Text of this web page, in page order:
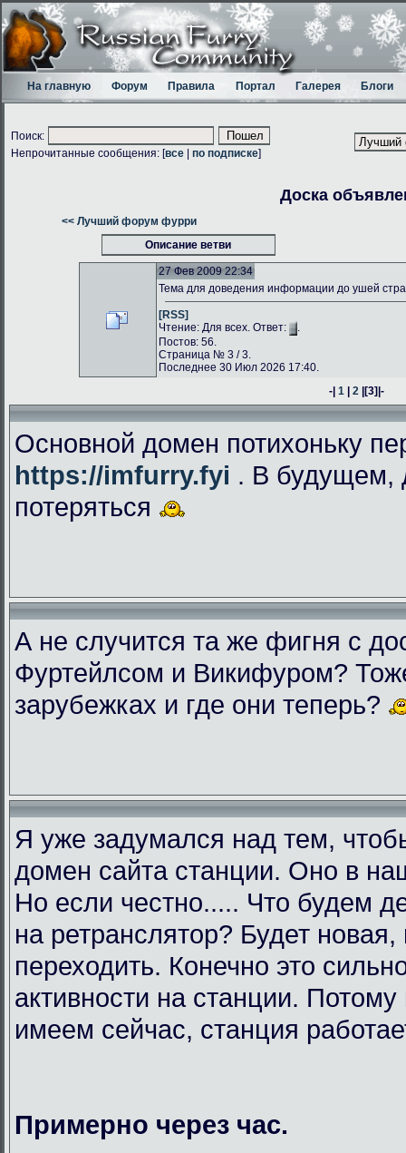
На главную Форум Правила Портал Галерея Блоги
Поиск:
Непрочитанные сообщения: [все по подписке]
Доска
<< Лучший форум фурри
Описание ветви
27 Фев 2009 22:34
Тема для доведения информации до ушей
[RSS]
Чтение: Для всех. Ответ:
.
Постов: 56.
Страница № 3 / 3.
Последнее 30 Июл 2026 17:40.
-|1 |2 |[3]|-
Основной домен потихоньку
https://imfurry.fyi . В будущем,
потеряться
А не случится та же фигня с
Фуртейлсом и Викифуром?
зарубежках и где они теперь?
Я уже задумался над тем,
домен сайта станции. Оно в
Но если честно..... Что будем
на ретранслятор? Будет
переходить. Конечно это
активности на станции. Потому
имеем сейчас, станция
Примерно через час.